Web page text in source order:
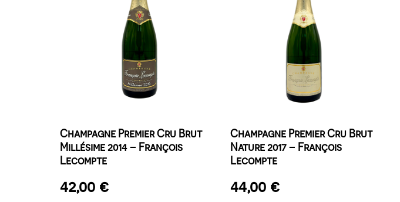
Champagne Premier Cru Brut
Millésime 2014 – François
Lecompte
42,00 €
Champagne Premier Cru Brut
Nature 2017 – François
Lecompte
44,00 €